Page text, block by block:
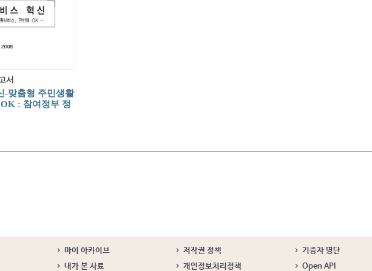
서
-맞춤형 주민생활
: 참여정부 정
마이 아카이브 저작권 정책 기증자 명단
내가 본 사료 개인정보처리정책 Open API